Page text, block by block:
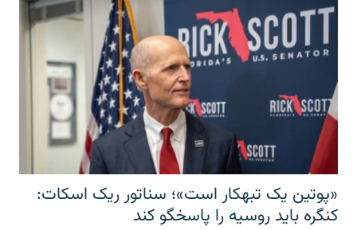
«پوتین یک تبهکار است»؛ سناتور ریک اسکات:
کنگره باید روسیه را پاسخگو کند